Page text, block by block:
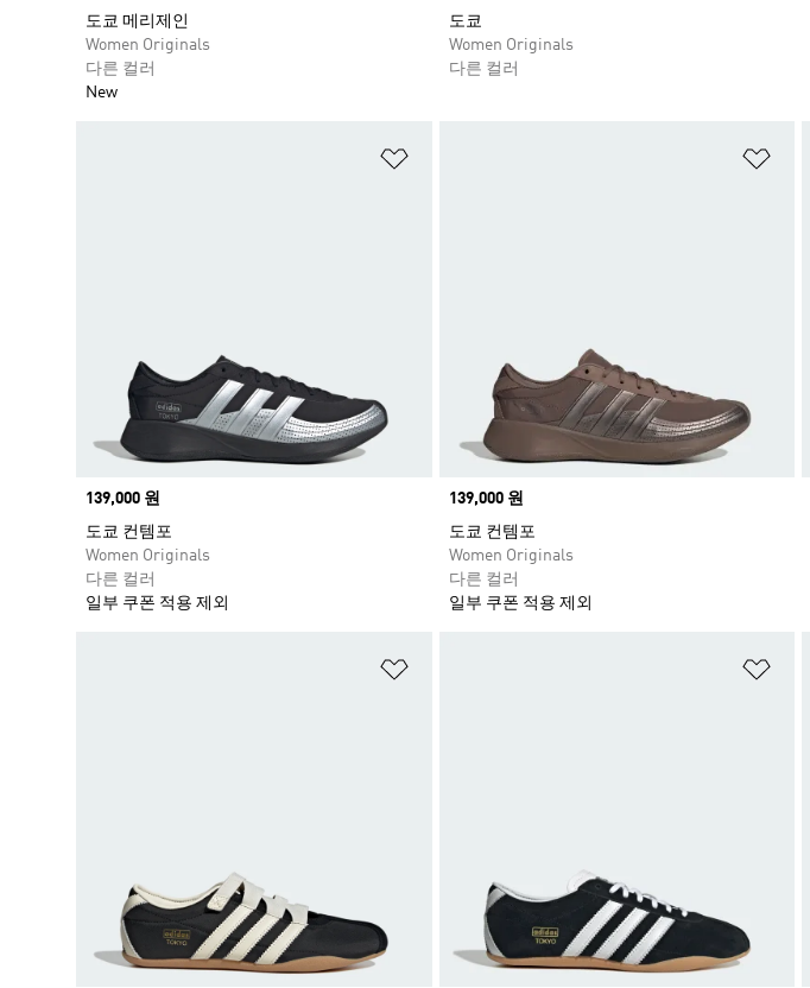
도쿄 메리제인
Women Originals
다른 컬러
New
도쿄
Women Originals
다른 컬러
Price
139,000 원
도쿄 컨템포
Women Originals
다른 컬러
일부 쿠폰 적용 제외
Price
139,000 원
도쿄 컨템포
Women Originals
다른 컬러
일부 쿠폰 적용 제외